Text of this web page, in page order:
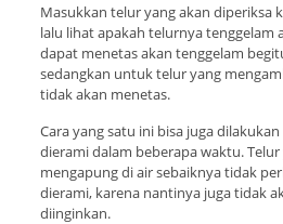
Masukkan telur yang akan diperiksa
lalu lihat apakah telurnya tenggelam
dapat menetas akan tenggelam
sedangkan untuk telur yang
tidak akan menetas.
Cara yang satu ini bisa juga
dierami dalam beberapa waktu.
mengapung di air sebaiknya tidak
dierami, karena nantinya juga tidak
diinginkan.